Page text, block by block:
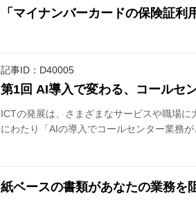
「マイナンバーカードの保険証利
記事ID：D40005
第1回 AI導入で変わる、コールセ
ICTの発展は、さまざまなサービスや職場
にわたり「AIの導入でコールセンター業務が
紙ベースの書類があなたの業務